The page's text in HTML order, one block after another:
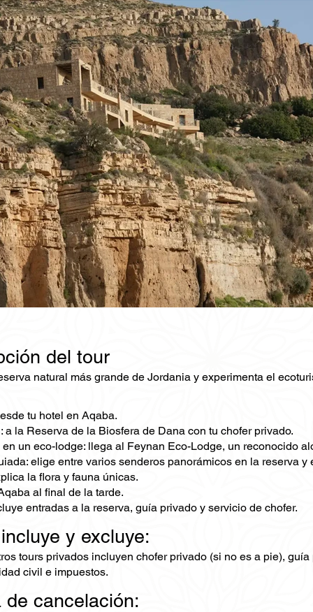
del tour
natural más grande de Jordania y experimenta el
tu hotel en Aqaba.
a la Reserva de la Biosfera de Dana con tu chofer privado.
un eco-lodge: llega al Feynan Eco-Lodge, un reconocido
elige entre varios senderos panorámicos en la reserva
la flora y fauna únicas.
al final de la tarde.
entradas a la reserva, guía privado y servicio de chofer.
y excluye:
tours privados incluyen chofer privado (si no es a pie),
civil e impuestos.
de cancelación: